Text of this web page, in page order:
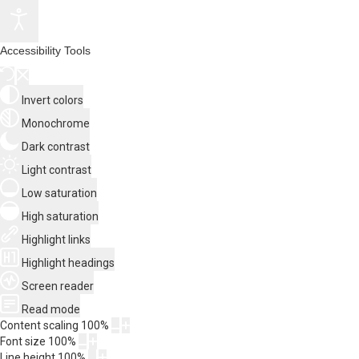
Accessibility Tools
Invert colors
Monochrome
Dark contrast
Light contrast
Low saturation
High saturation
Highlight links
Highlight headings
Screen reader
Read mode
Content scaling 100%
Font size 100%